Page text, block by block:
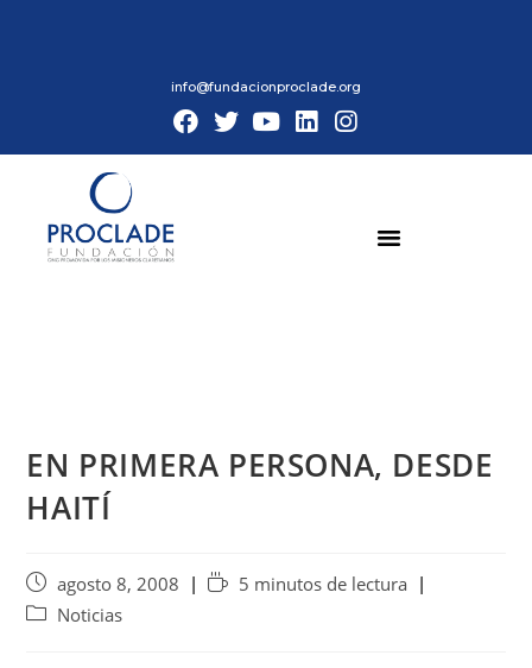
info@fundacionproclade.org
EN PRIMERA PERSONA, DESDE
HAITÍ
agosto 8, 2008
5 minutos de lectura
Noticias